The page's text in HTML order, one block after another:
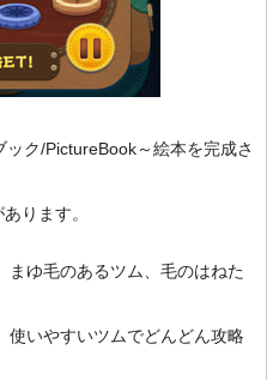
ク/PictureBook～絵本を完成さ
ります。
まゆ毛のあるツム、毛のはねた
使いやすいツムでどんどん攻略